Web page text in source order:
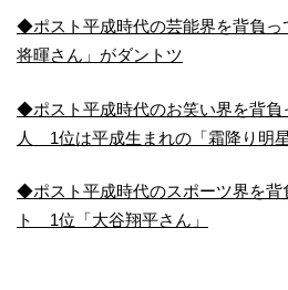
◆ポスト平成時代の芸能界を背負
将暉さん」がダントツ
◆ポスト平成時代のお笑い界を背負
人 1位は平成生まれの「霜降り明星
◆ポスト平成時代のスポーツ界を背
ト 1位「大谷翔平さん」